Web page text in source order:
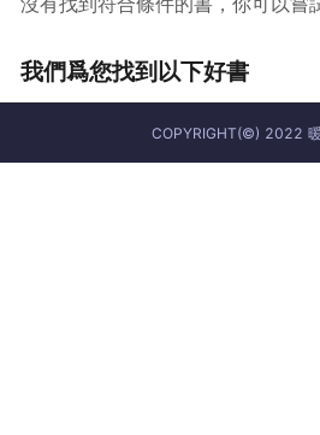
我們爲您找到以下好書
COPYRIGHT(©) 2022